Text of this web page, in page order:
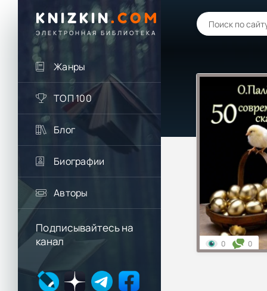
KNIZKIN. COM
ЭЛЕКТРОННАЯ БИБЛИОТЕКА
Жанры
ТОП 100
Блог
Биографии
Авторы
Подписывайтесь на
канал
0 0